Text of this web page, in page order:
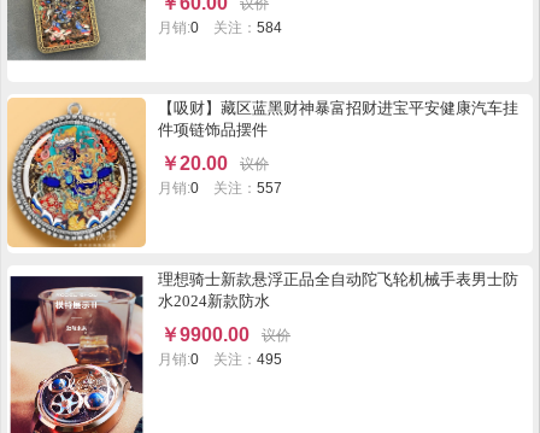
议价
月销:0 关注：584
【吸财】藏区蓝黑财神暴富招财进宝平安健康汽车挂
件项链饰品摆件
￥20.00
议价
月销:0 关注：557
理想骑士新款悬浮正品全自动陀飞轮机械手表男士防
水2024新款防水
￥9900.00
议价
月销:0 关注：495